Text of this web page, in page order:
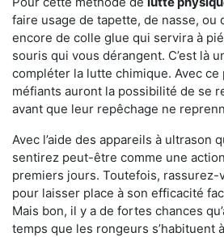
faire usage de tapette, de nasse, ou
encore de colle glue qui servira à
souris qui vous dérangent. C’est là
compléter la lutte chimique. Avec
méfiants auront la possibilité de se
avant que leur repêchage ne
Avec l’aide des appareils à ultrason
sentirez peut-être comme une
premiers jours. Toutefois, rassurez-
pour laisser place à son efficacité
Mais bon, il y a de fortes chances
temps que les rongeurs s’habituent